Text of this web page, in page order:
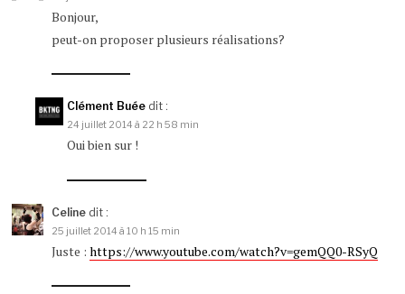
Bonjour,
peut-on proposer plusieurs réalisations?
Clément Buée dit :
24 juillet 2014 à 22 h 58 min
Oui bien sur !
Celine dit :
25 juillet 2014 à 10 h 15 min
Juste : https://www.youtube.com/watch?v=gemQQ0-RSyQ